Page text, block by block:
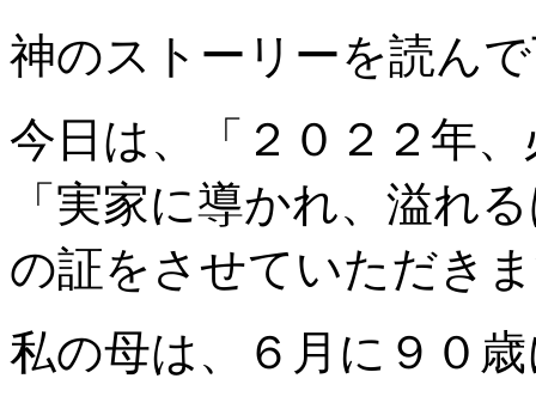
神のストーリーを読ん
今日は、「２０２２年
「実家に導かれ、溢れ
の証をさせていただき
私の母は、６月に９０